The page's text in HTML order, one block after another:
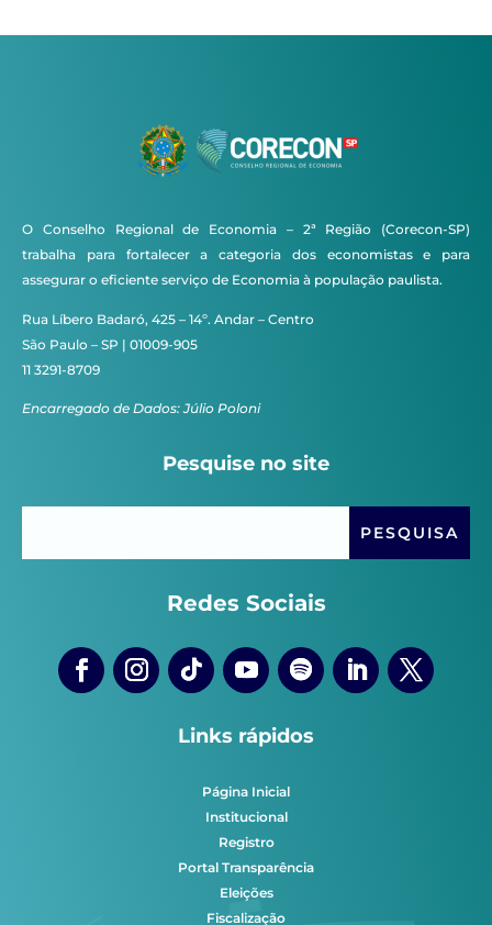
O Conselho Regional de Economia – 2ª Região (Corecon-SP)
trabalha para fortalecer a categoria dos economistas e para
assegurar o eficiente serviço de Economia à população paulista.
Rua Líbero Badaró, 425 – 14º. Andar – Centro
São Paulo – SP | 01009-905
11 3291-8709
Encarregado de Dados: Júlio Poloni
Pesquise no site
Redes Sociais
Links rápidos
Página Inicial
Institucional
Registro
Portal Transparência
Eleições
Fiscalização